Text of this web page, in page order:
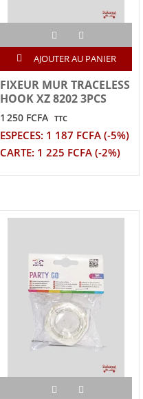
AJOUTER AU PANIER
FIXEUR MUR TRACELESS
HOOK XZ 8202 3PCS
1 250 FCFA TTC
ESPECES: 1 187 FCFA (-5%)
CARTE: 1 225 FCFA (-2%)